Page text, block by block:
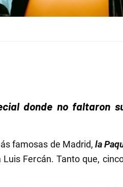
donde no faltaron
famosas de Madrid, la
Fercán. Tanto que,